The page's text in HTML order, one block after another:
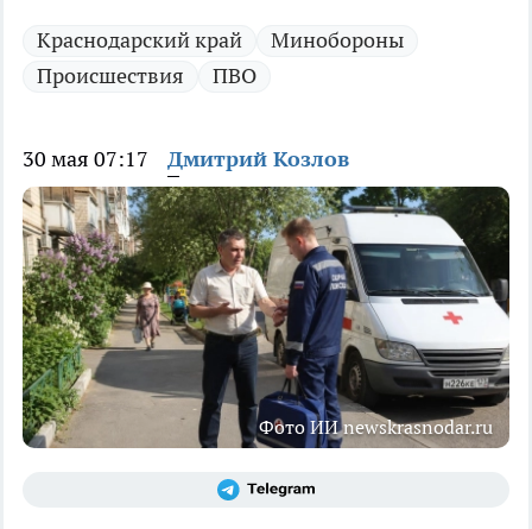
Краснодарский край
Минобороны
Происшествия
ПВО
30 мая 07:17 Дмитрий Козлов
Фото ИИ newskrasnodar.ru